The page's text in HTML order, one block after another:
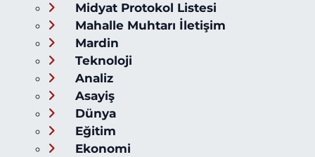
Midyat Protokol Listesi
Mahalle Muhtarı İletişim
Mardin
Teknoloji
Analiz
Asayiş
Dünya
Eğitim
Ekonomi